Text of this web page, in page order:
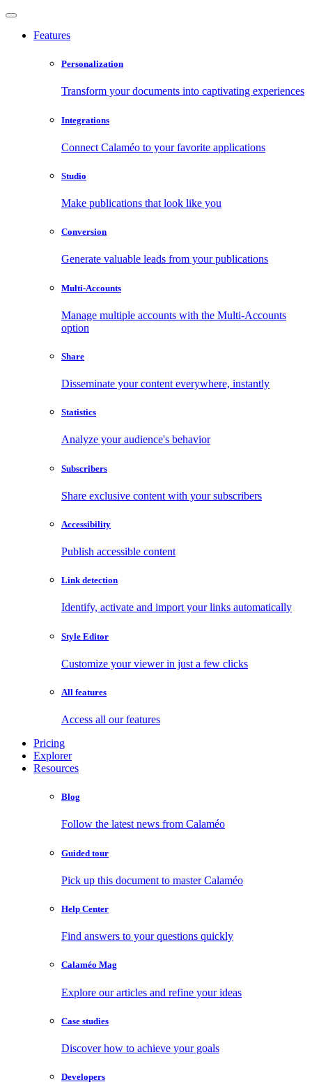
Features
Personalization
Transform your documents into captivating experiences
Integrations
Connect Calaméo to your favorite applications
Studio
Make publications that look like you
Conversion
Generate valuable leads from your publications
Multi-Accounts
Manage multiple accounts with the Multi-Accounts
option
Share
Disseminate your content everywhere, instantly
Statistics
Analyze your audience's behavior
Subscribers
Share exclusive content with your subscribers
Accessibility
Publish accessible content
Link detection
Identify, activate and import your links automatically
Style Editor
Customize your viewer in just a few clicks
All features
Access all our features
Pricing
Explorer
Resources
Blog
Follow the latest news from Calaméo
Guided tour
Pick up this document to master Calaméo
Help Center
Find answers to your questions quickly
Calaméo Mag
Explore our articles and refine your ideas
Case studies
Discover how to achieve your goals
Developers